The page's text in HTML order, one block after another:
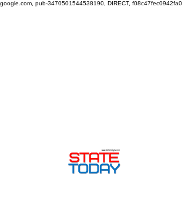
google.com, pub-3470501544538190, DIRECT, f08c47fec0942fa0